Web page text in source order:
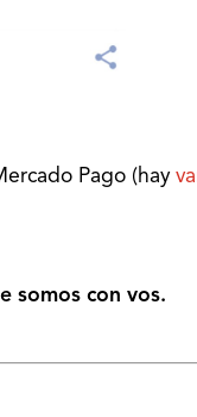
Pago (hay
somos con vos.